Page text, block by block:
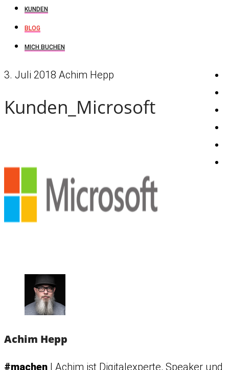
KUNDEN
BLOG
MICH BUCHEN
3. Juli 2018 Achim Hepp
Kunden_Microsoft
Achim Hepp
#machen | Achim ist Digitalexperte, Speaker und